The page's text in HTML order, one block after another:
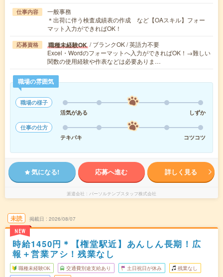
仕事内容
一般事務
＊出荷に伴う検査成績表の作成 など【OAスキル】フォー
マット入力ができればOK！
応募資格 職種未経験OK / ブランクOK / 英語力不要
Excel・Wordのフォーマットへ入力ができればOK！→難しい
関数の使用経験や作表などは必要ありま…
職場の雰囲気
職場の様子
活気がある
しずか
仕事の仕方
テキパキ
コツコツ
気になる! 応募へ進む 詳しく見る
派遣会社 パーソルテンプスタッフ株式会社
未読
NEW
掲載日 2026/08/07
時給1450円＊【権堂駅近】あんしん長期！広
報＋営業アシ！残業なし
職種未経験OK 交通費別途支給あり 土日祝日が休み 残業なし